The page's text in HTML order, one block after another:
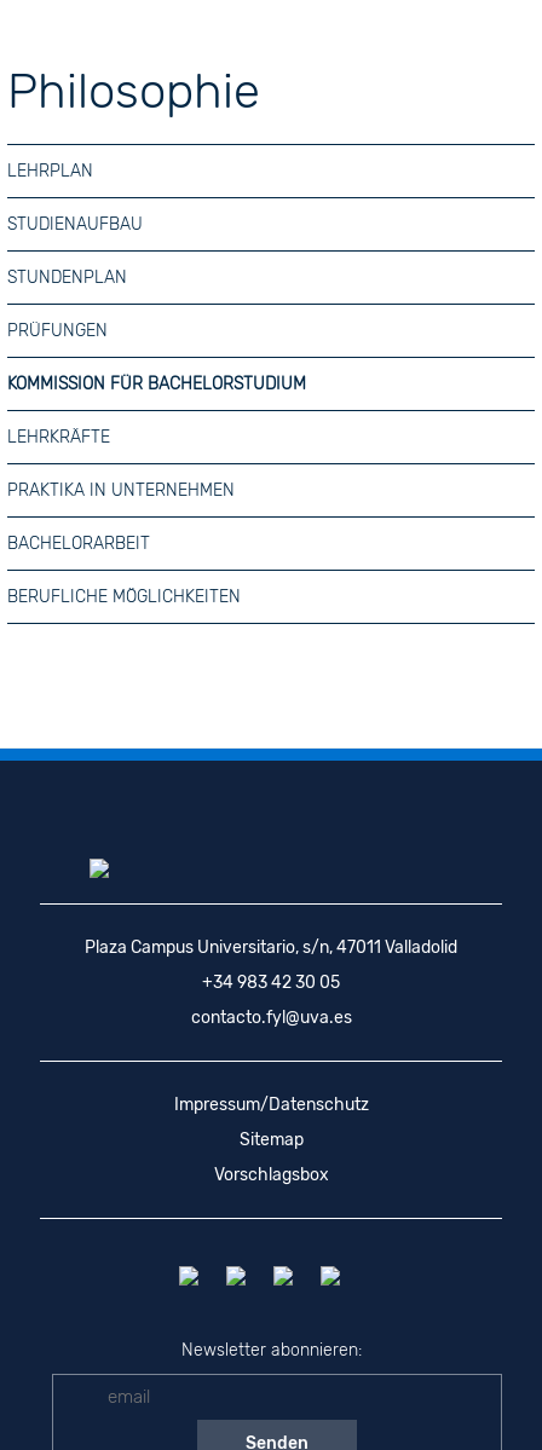
Philosophie
LEHRPLAN
STUDIENAUFBAU
STUNDENPLAN
PRÜFUNGEN
KOMMISSION FÜR BACHELORSTUDIUM
LEHRKRÄFTE
PRAKTIKA IN UNTERNEHMEN
BACHELORARBEIT
BERUFLICHE MÖGLICHKEITEN
Plaza Campus Universitario, s/n, 47011 Valladolid
+34 983 42 30 05
contacto.fyl@uva.es
Impressum/Datenschutz
Sitemap
Vorschlagsbox
Newsletter abonnieren: